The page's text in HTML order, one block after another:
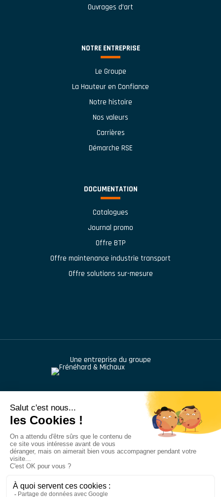
Ouvrages d’art
NOTRE ENTREPRISE
Le Groupe
La Hauteur en Confiance
Notre histoire
Nos valeurs
Carrières
Démarche RSE
DOCUMENTATION
Catalogues
Journal promo
Offre BTP
Offre maintenance industrie transport
Offre solutions sur-mesure
Une entreprise du groupe
976 route de Saint Bernard BP 414 01604 Trévoux
+33 (1) 48 46 68 42
Tubesca Comabi© - Tous droits réservés